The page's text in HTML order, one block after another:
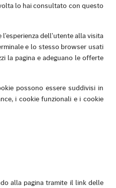
lo hai consultato con questo
dell'utente alla visita
e lo stesso browser usati
la pagina e adeguano le offerte
possono essere suddivisi in
i cookie funzionali e i cookie
alla pagina tramite il link delle